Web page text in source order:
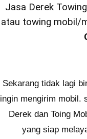
Jasa Derek
atau towing mobil/
Sekarang tidak lagi
ingin mengirim mobil.
Derek dan Toing
yang siap